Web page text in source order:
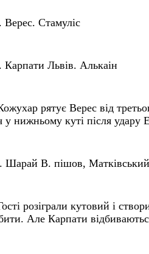
Стамуліс
Карпати Львів. Алькаiн
рятує Верес від
нижньому куті після удару
Шарай В. пішов,
розіграли кутовий і
Але Карпати